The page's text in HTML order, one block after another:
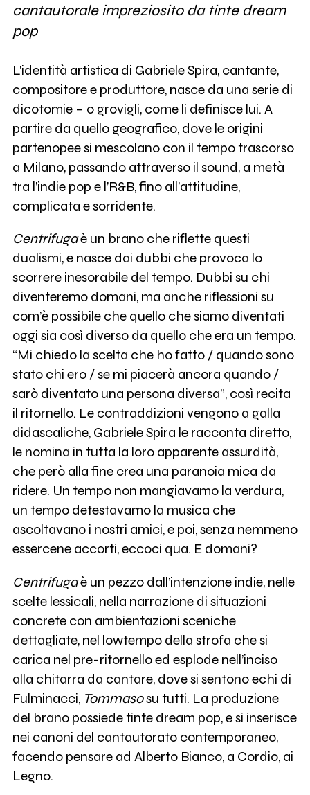
cantautorale impreziosito da tinte dream
pop
L'identità artistica di Gabriele Spira, cantante,
compositore e produttore, nasce da una serie di
dicotomie – o grovigli, come li definisce lui. A
partire da quello geografico, dove le origini
partenopee si mescolano con il tempo trascorso
a Milano, passando attraverso il sound, a metà
tra l’indie pop e l’R&B, fino all’attitudine,
complicata e sorridente.
Centrifugaè un brano che riflette questi
dualismi, e nasce dai dubbi che provoca lo
scorrere inesorabile del tempo. Dubbi su chi
diventeremo domani, ma anche riflessioni su
com’è possibile che quello che siamo diventati
oggi sia così diverso da quello che era un tempo.
“Mi chiedo la scelta che ho fatto / quando sono
stato chi ero / se mi piacerà ancora quando /
sarò diventato una persona diversa”, così recita
il ritornello. Le contraddizioni vengono a galla
didascaliche, Gabriele Spira le racconta diretto,
le nomina in tutta la loro apparente assurdità,
che però alla fine crea una paranoia mica da
ridere. Un tempo non mangiavamo la verdura,
un tempo detestavamo la musica che
ascoltavano i nostri amici, e poi, senza nemmeno
essercene accorti, eccoci qua. E domani?
Centrifugaè un pezzo dall’intenzione indie, nelle
scelte lessicali, nella narrazione di situazioni
concrete con ambientazioni sceniche
dettagliate, nel lowtempo della strofa che si
carica nel pre-ritornello ed esplode nell’inciso
alla chitarra da cantare, dove si sentono echi di
Fulminacci, Tommasosu tutti. La produzione
del brano possiede tinte dream pop, e si inserisce
nei canoni del cantautorato contemporaneo,
facendo pensare ad Alberto Bianco, a Cordio, ai
Legno.